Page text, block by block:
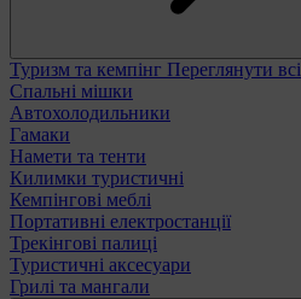
Туризм та кемпінг Переглянути всі
Спальні мішки
Автохолодильники
Гамаки
Намети та тенти
Килимки туристичні
Кемпінгові меблі
Портативні електростанції
Трекінгові палиці
Туристичні аксесуари
Грилі та мангали